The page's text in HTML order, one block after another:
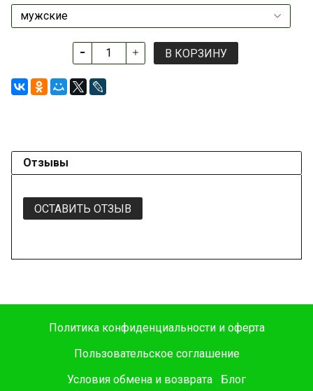
В КОРЗИНУ
Отзывы
ОСТАВИТЬ ОТЗЫВ
Политика конфиденциальности и оферта
Пользовательское соглашение
Условия обмена и возврата
Блог